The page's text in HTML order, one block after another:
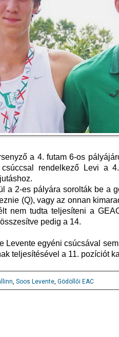
a 4. futam 6-os
rendelkező Levi a
a 2-es pályára sorolták be a
(Q), vagy az onnan
nem tudta teljesíteni a
pedig a 14.
Levente egyéni csúcsával
teljesítésével a 11. pozíciót
, Soos Levente, Gödöllői EAC